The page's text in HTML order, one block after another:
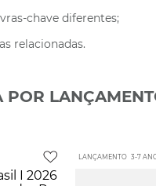
chave diferentes;
relacionadas.
POR
LANÇAMENTO 3-7